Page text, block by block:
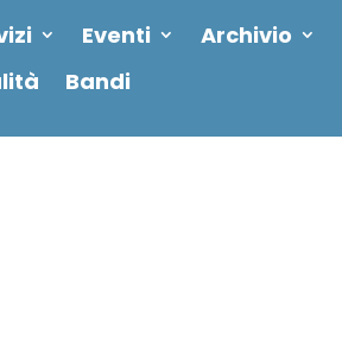
Eventi Archivio
Bandi